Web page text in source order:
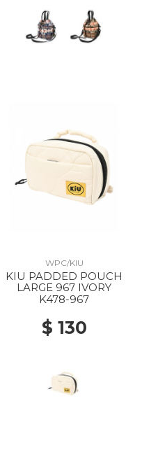
WPC/KIU
KIU PADDED POUCH
LARGE 967 IVORY
K478-967
$ 130